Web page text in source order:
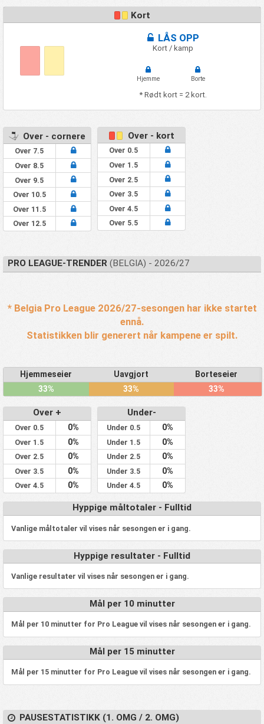
Kort
LÅS OPP
Kort / kamp
Hjemme Borte
* Rødt kort = 2 kort.
Over - cornere
Over 7.5
Over 8.5
Over 9.5
Over 10.5
Over 11.5
Over 12.5
Over - kort
Over 0.5
Over 1.5
Over 2.5
Over 3.5
Over 4.5
Over 5.5
PRO LEAGUE-TRENDER(BELGIA) - 2026/27
* Belgia Pro League 2026/27-sesongen har ikke startet
ennå.
Statistikken blir generert når kampene er spilt.
Hjemmeseier Uavgjort
Borteseier
33%
33% 33%
Over +
Over 0.5 0%
Over 1.5 0%
Over 2.5 0%
Over 3.5 0%
Over 4.5 0%
Under-
Under 0.5 0%
Under 1.5 0%
Under 2.5 0%
Under 3.5 0%
Under 4.5 0%
Hyppige måltotaler - Fulltid
Vanlige måltotaler vil vises når sesongen er i gang.
Hyppige resultater - Fulltid
Vanlige resultater vil vises når sesongen er i gang.
Mål per 10 minutter
Mål per 10 minutter for Pro League vil vises når sesongen er i gang.
Mål per 15 minutter
Mål per 15 minutter for Pro League vil vises når sesongen er i gang.
PAUSESTATISTIKK (1. OMG / 2. OMG)